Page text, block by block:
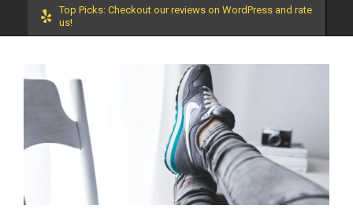
Top Picks: Checkout our reviews on WordPress and rate
us!